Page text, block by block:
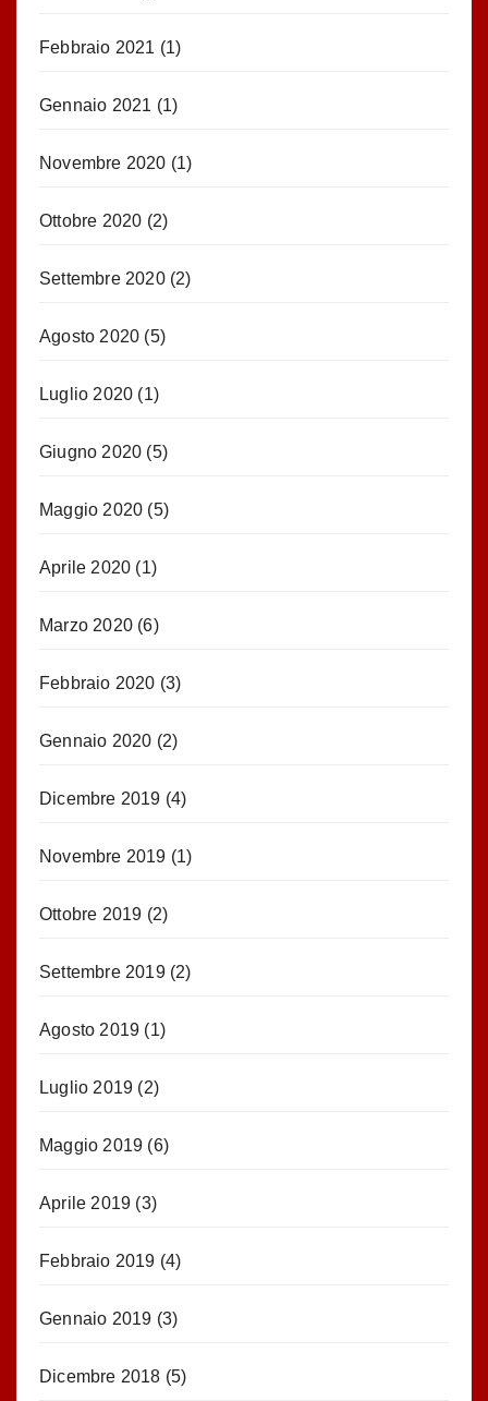
Febbraio 2021 (1)
Gennaio 2021 (1)
Novembre 2020 (1)
Ottobre 2020 (2)
Settembre 2020(2)
Agosto 2020 (5)
Luglio 2020 (1)
Giugno 2020 (5)
Maggio 2020 (5)
Aprile 2020 (1)
Marzo 2020 (6)
Febbraio 2020 (3)
Gennaio 2020 (2)
Dicembre 2019 (4)
Novembre 2019 (1)
Ottobre 2019 (2)
Settembre 2019(2)
Agosto 2019 (1)
Luglio 2019 (2)
Maggio 2019 (6)
Aprile 2019 (3)
Febbraio 2019 (4)
Gennaio 2019 (3)
Dicembre 2018 (5)